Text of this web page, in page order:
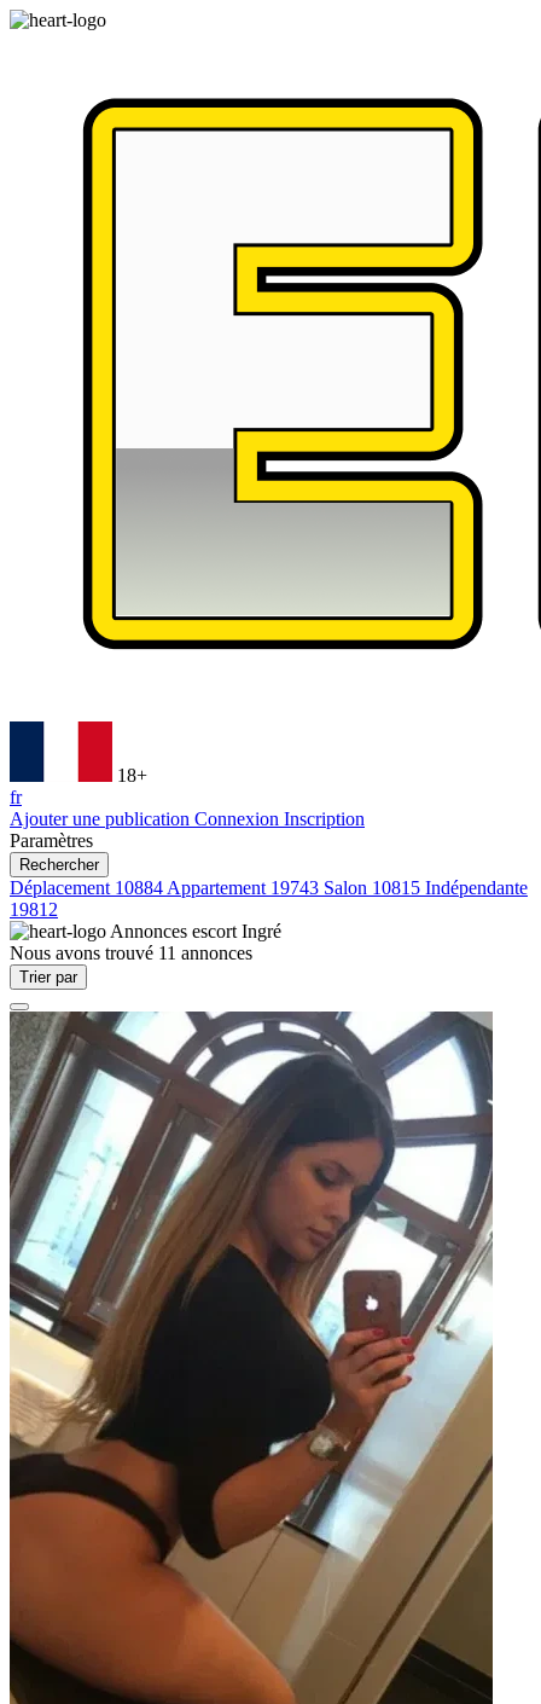
18+
fr
Ajouter une publication Connexion Inscription
Paramètres
Rechercher
Déplacement 10884 Appartement 19743 Salon 10815 Indépendante
19812
Annonces escort Ingré
Nous avons trouvé 11 annonces
Trier par